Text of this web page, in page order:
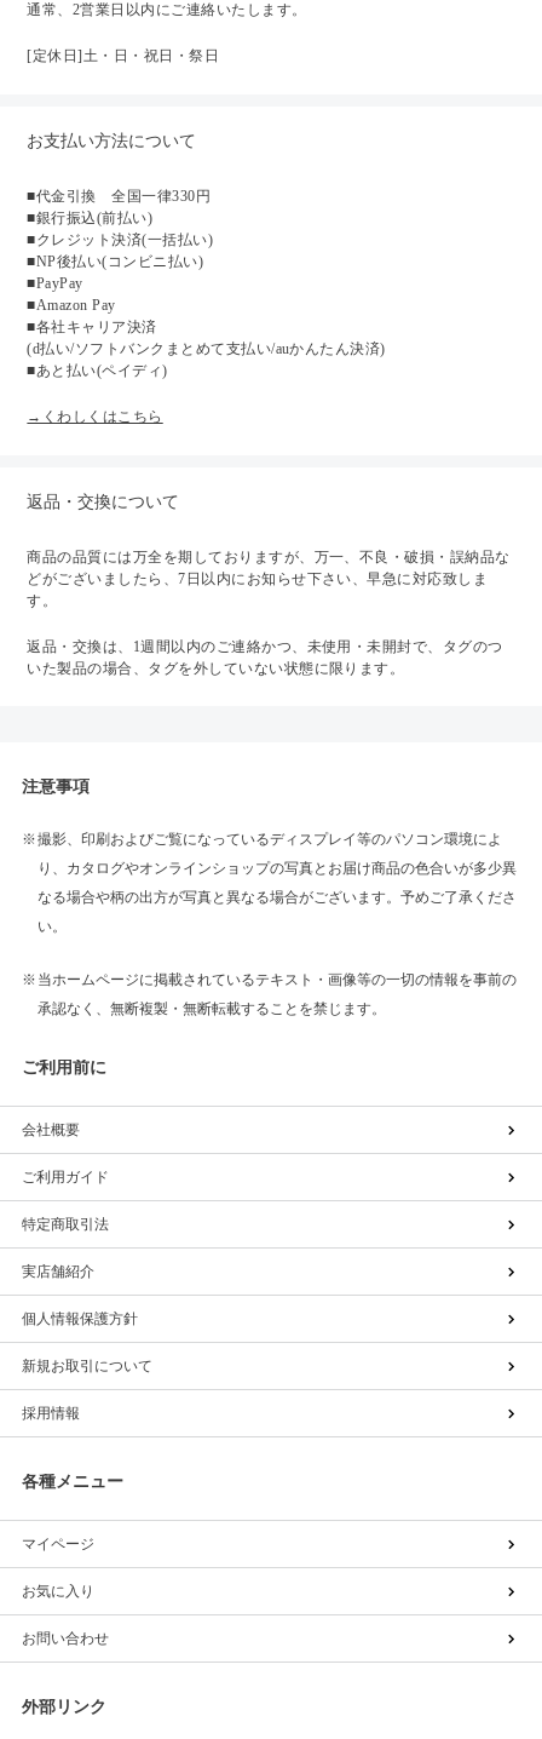
通常、2営業日以内にご連絡いたします。
[定休日]土・日・祝日・祭日
お支払い方法について
■代金引換 全国一律330円
■銀行振込(前払い)
■クレジット決済(一括払い)
■NP後払い(コンビニ払い)
■PayPay
■Amazon Pay
■各社キャリア決済
(d払い/ソフトバンクまとめて支払い/auかんたん決済)
■あと払い(ペイディ)
→くわしくはこちら
返品・交換について
商品の品質には万全を期しておりますが、万一、不良・破損・誤納品な
どがございましたら、7日以内にお知らせ下さい、早急に対応致しま
す。
返品・交換は、1週間以内のご連絡かつ、未使用・未開封で、タグのつ
いた製品の場合、タグを外していない状態に限ります。
注意事項
撮影、印刷およびご覧になっているディスプレイ等のパソコン環境によ
り、カタログやオンラインショップの写真とお届け商品の色合いが多少異
なる場合や柄の出方が写真と異なる場合がございます。予めご了承くださ
い。
当ホームページに掲載されているテキスト・画像等の一切の情報を事前の
承認なく、無断複製・無断転載することを禁じます。
ご利用前に
会社概要
ご利用ガイド
特定商取引法
実店舗紹介
個人情報保護方針
新規お取引について
採用情報
各種メニュー
マイページ
お気に入り
お問い合わせ
外部リンク